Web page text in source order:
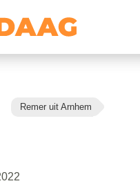
Remer uit Arnhem